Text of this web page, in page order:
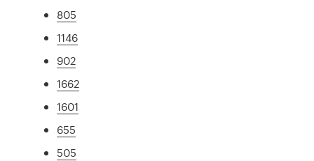
805
1146
902
1662
1601
655
505